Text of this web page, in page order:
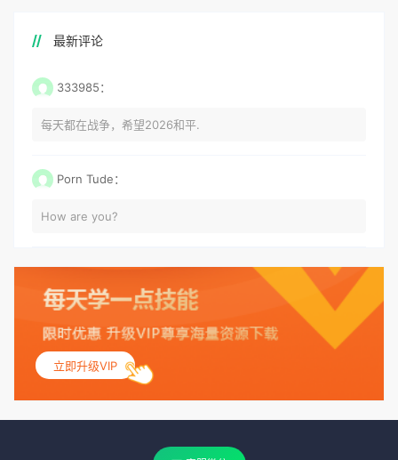
最新评论
333985：
每天都在战争，希望2026和平.
Porn Tude：
How are you?
立即升级VIP